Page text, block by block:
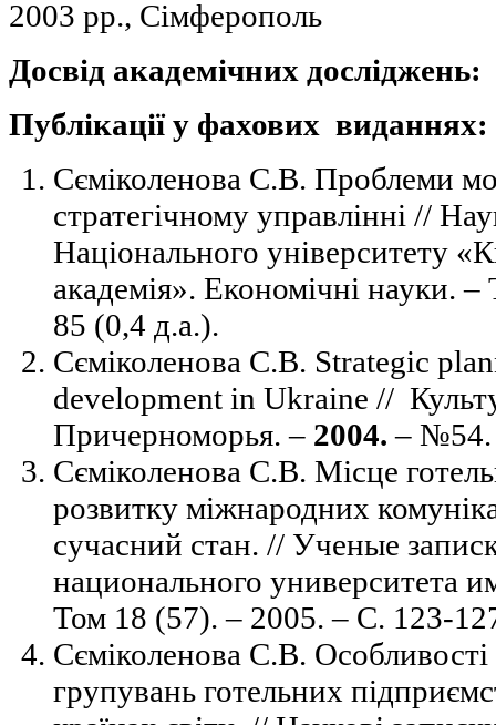
2003 рр., Сімферополь
Досвід академічних досліджень:
Публікації у фахових виданнях:
Сєміколенова С.В. Проблеми
стратегічному управлінні //
Національного університету
академія». Економічні науки. –
85 (0,4 д.а.).
Сєміколенова С.В. Strategic
development in Ukraine //
Причерноморья. – 2004.– №54.
Сєміколенова С.В. Місце
розвитку міжнародних
сучасний стан. // Ученые
национального университета
Том 18 (57). – 2005. – С. 123-
Сєміколенова С.В. Особливості
групувань готельних